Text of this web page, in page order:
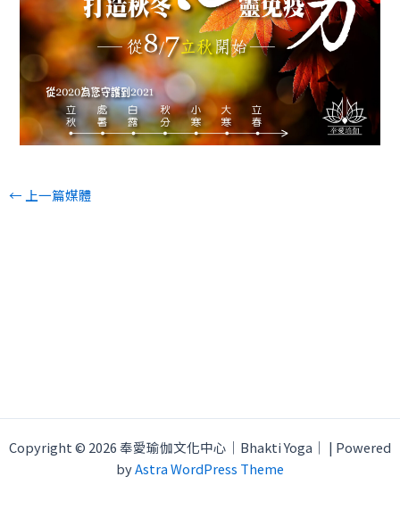
← 上一篇媒體
Copyright © 2026 奉愛瑜伽文化中心｜Bhakti Yoga｜ | Powered
byAstra WordPress Theme